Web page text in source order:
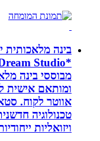
בינה מלאכותית
מבוססי בינה
ומותאם אישית
אווטר לקוח.
טכנולוגיה חדשנית
ויזואליות